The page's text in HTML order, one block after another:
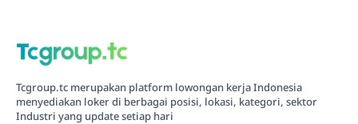
Tcgroup.tc merupakan platform lowongan kerja Indonesia
menyediakan loker di berbagai posisi, lokasi, kategori, sektor
Industri yang update setiap hari